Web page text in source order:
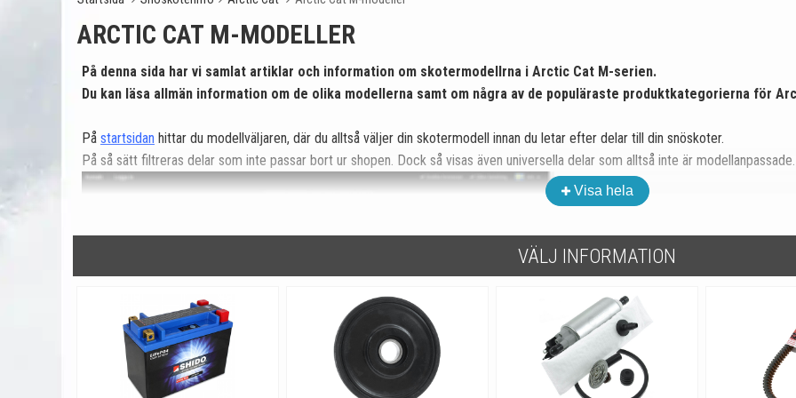
ARCTIC CAT M-MODELLER
På denna sida har vi samlat artiklar och information om skotermodellrna i Arctic Cat M-serien.
Du kan läsa allmän information om de olika modellerna samt om några av de populäraste produktkategorierna för
På startsidan hittar du modellväljaren, där du alltså väljer din skotermodell innan du letar efter delar till din snöskoter.
På så sätt filtreras delar som inte passar bort ur shopen. Dock så visas även universella delar som alltså inte är modellanpassade.
Några populära utföranden av Arctic Cat M-modeller är följande:
Visa hela
VÄLJ INFORMATION